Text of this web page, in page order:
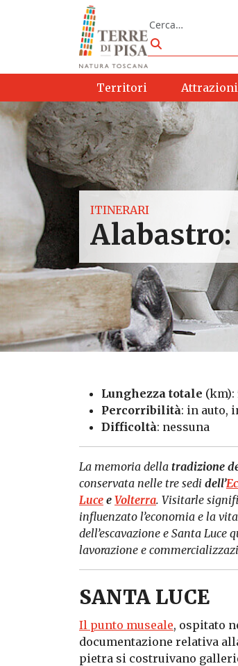
Vai al contenuto
Cerca
Cerca
Territori Attrazioni
ITINERARI
Lunghezza totale (km):
Percorribilità: in auto,
Difficoltà: nessuna
La memoria della tradizione
conservata nelle tre sedi dell’
Luce e Volterra. Visitarle
influenzato l’economia e la
dell’escavazione e Santa
lavorazione e
SANTA LUCE
Il punto museale, ospitato
documentazione relativa
pietra si costruivano